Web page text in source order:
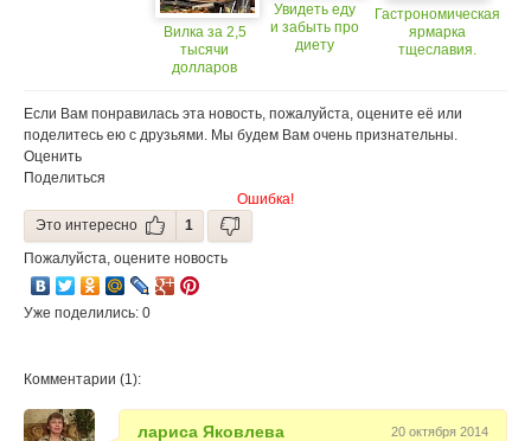
Вилка за 2,5
тысячи
долларов
Увидеть еду
и забыть про
диету
Гастрономическая
ярмарка
тщеславия.
Если Вам понравилась эта новость, пожалуйста, оцените её или
поделитесь ею с друзьями. Мы будем Вам очень признательны.
Оценить
Поделиться
Ошибка!
Это интересно
1
Пожалуйста, оцените новость
Уже поделились: 0
Комментарии (1):
лариса Яковлева 20 октября 2014